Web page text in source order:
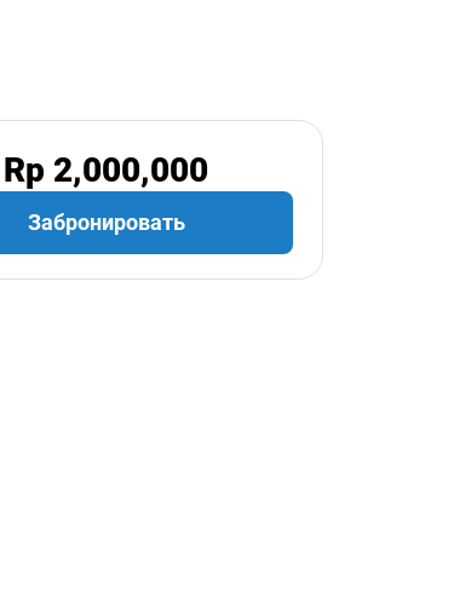
Rp 2,000,000
Забронировать